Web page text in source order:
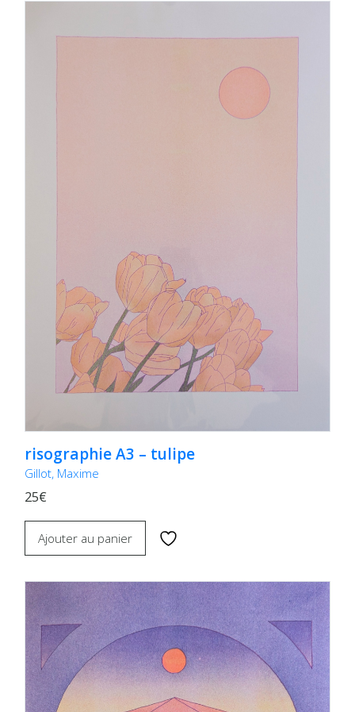
risographie A3 – tulipe
Gillot, Maxime
25€
Ajouter au panier